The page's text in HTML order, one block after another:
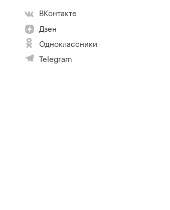
ВКонтакте
Дзен
Одноклассники
Telegram